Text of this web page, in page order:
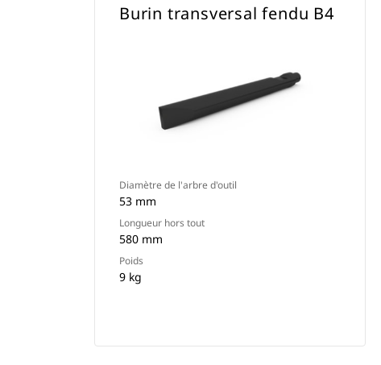
Burin transversal fendu B4
Diamètre de l'arbre d'outil
53 mm
Longueur hors tout
580 mm
Poids
9 kg